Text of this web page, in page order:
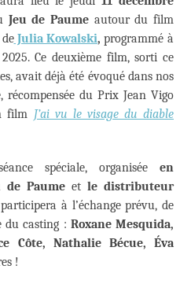
Jeu de Paume autour du film
deJulia Kowalski,programmé à
Ce deuxième film, sorti ce
avait déjà été évoqué dans nos
récompensée du Prix Jean Vigo
film J’ai vu le visage du diable
spéciale, organisée en
de Paume et le distributeur
à l’échange prévu, de
du casting : Roxane Mesquida,
Côte, Nathalie Bécue, Éva
!